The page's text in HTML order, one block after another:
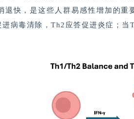
退快，是这些人群易感性增加的重
病毒清除，Th2应答促进炎症；当